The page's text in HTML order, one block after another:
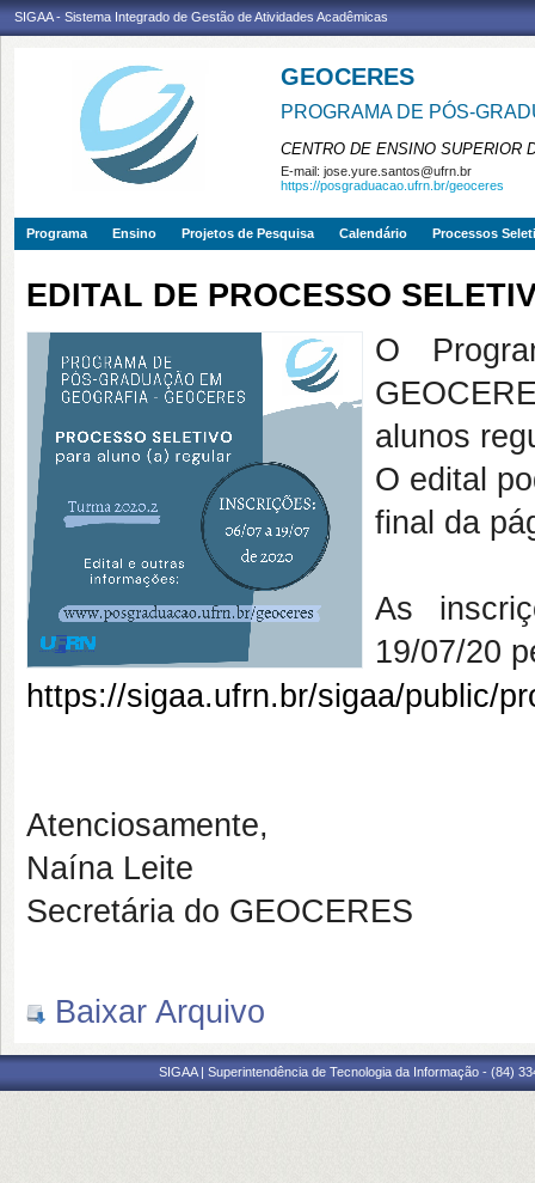
SIGAA - Sistema Integrado de Gestão de Atividades Acadêmicas
GEOCERES
PROGRAMA DE PÓS-
CENTRO DE ENSINO SUPERIOR
E-mail: jose.yure.santos@ufrn.br
https://posgraduacao.ufrn.br/geoceres
Programa Ensino Projetos de Pesquisa Calendário Processos
EDITAL DE PROCESSO
O
alunos
O edital
final da
As
19/07/20
https://sigaa.ufrn.br/sigaa/public/
Atenciosamente,
Naína Leite
Secretária do GEOCERES
Baixar Arquivo
SIGAA | Superintendência de Tecnologia da Informação - (84)